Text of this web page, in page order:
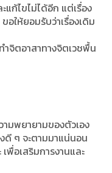
แก้ไขไม่ได้อีก แต่เรื่อง
ให้ยอมรับว่าเรื่องเดิม
จิตอาสาทางจิตเวชพื้น
มพยายามของตัวเอง
ดี ๆ จะตามมาแน่นอน
พื่อเสริมการงานและ